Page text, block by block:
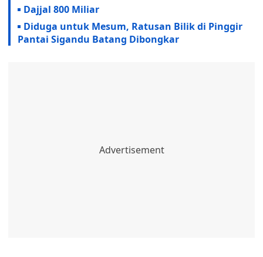
Dajjal 800 Miliar
Diduga untuk Mesum, Ratusan Bilik di Pinggir
Pantai Sigandu Batang Dibongkar